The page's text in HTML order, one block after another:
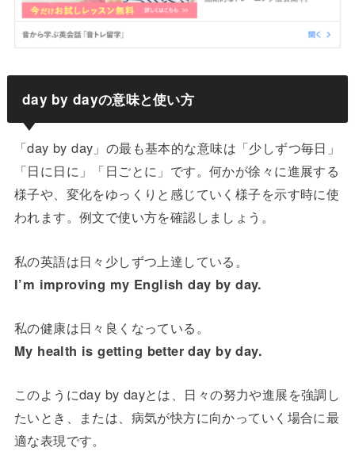
day by dayの意味と使い方
「day by day」の最も基本的な意味は「少しずつ毎日」
「日に日に」「日ごとに」です。何かが徐々に進展する
様子や、変化をゆっくりと感じていく様子を示す時に使
われます。例文で使い方を確認しましょう。
私の英語は日々少しずつ上達している。
I’m improving my English day by day.
私の健康は日々良くなっている。
My health is getting better day by day.
このようにday by dayとは、日々の努力や進展を強調し
たいとき、または、病気が快方に向かっていく場合に最
適な表現です。